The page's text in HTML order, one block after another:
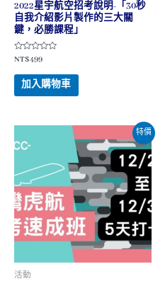
2022星宇航空招考說明-「30秒
自我介紹影片製作的三大關
鍵，必勝課程」
評
0
滿
分
5
NT$499
加入購物車
特價
活動